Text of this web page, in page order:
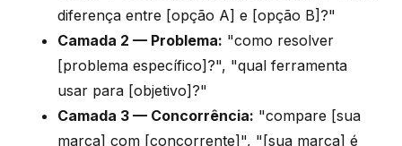
diferença entre [opção A] e [opção B]?"
Camada 2 — Problema: "como resolver
[problema específico]?", "qual ferramenta
usar para [objetivo]?"
Camada 3 — Concorrência: "compare [sua
marca] com [concorrente]", "[sua marca] é